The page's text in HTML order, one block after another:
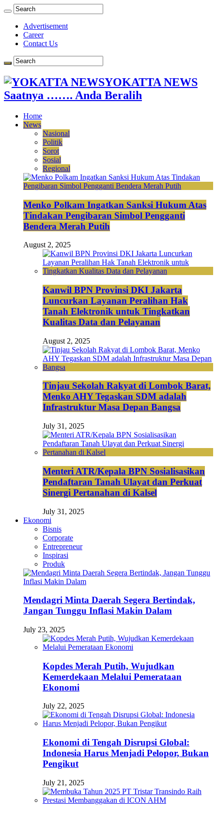
Advertisement
Career
Contact Us
YOKATTA NEWS
Saatnya ……. Anda Beralih
Home
News
Nasional
Politik
Sorot
Sosial
Regional
Menko Polkam Ingatkan Sanksi Hukum Atas
Tindakan Pengibaran Simbol Pengganti
Bendera Merah Putih
August 2, 2025
Kanwil BPN Provinsi DKI Jakarta
Luncurkan Layanan Peralihan Hak
Tanah Elektronik untuk Tingkatkan
Kualitas Data dan Pelayanan
August 2, 2025
Tinjau Sekolah Rakyat di Lombok Barat,
Menko AHY Tegaskan SDM adalah
Infrastruktur Masa Depan Bangsa
July 31, 2025
Menteri ATR/Kepala BPN Sosialisasikan
Pendaftaran Tanah Ulayat dan Perkuat
Sinergi Pertanahan di Kalsel
July 31, 2025
Ekonomi
Bisnis
Corporate
Entrepreneur
Inspirasi
Produk
Mendagri Minta Daerah Segera Bertindak,
Jangan Tunggu Inflasi Makin Dalam
July 23, 2025
Kopdes Merah Putih, Wujudkan
Kemerdekaan Melalui Pemerataan
Ekonomi
July 22, 2025
Ekonomi di Tengah Disrupsi Global:
Indonesia Harus Menjadi Pelopor, Bukan
Pengikut
July 21, 2025